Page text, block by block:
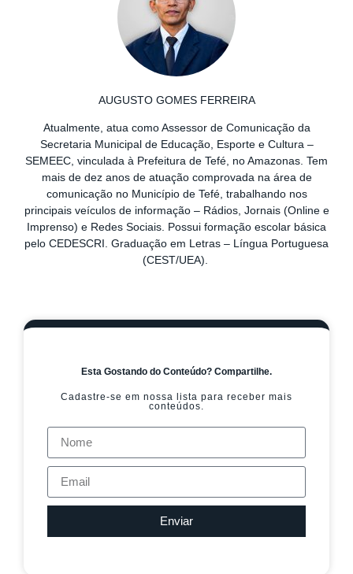
AUGUSTO GOMES FERREIRA
Atualmente, atua como Assessor de Comunicação da
Secretaria Municipal de Educação, Esporte e Cultura –
SEMEEC, vinculada à Prefeitura de Tefé, no Amazonas. Tem
mais de dez anos de atuação comprovada na área de
comunicação no Município de Tefé, trabalhando nos
principais veículos de informação – Rádios, Jornais (Online e
Imprenso) e Redes Sociais. Possui formação escolar básica
pelo CEDESCRI. Graduação em Letras – Língua Portuguesa
(CEST/UEA).
Esta Gostando do Conteúdo? Compartilhe.
Cadastre-se em nossa lista para receber mais
conteúdos.
Enviar